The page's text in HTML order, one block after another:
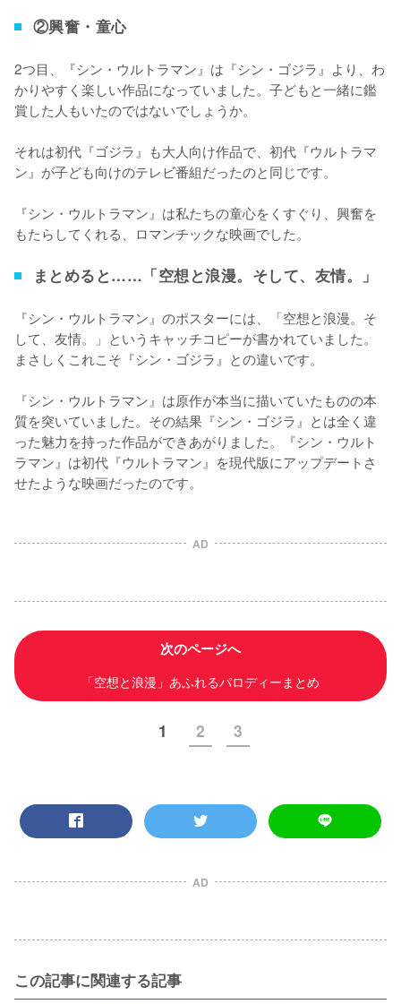
②興奮・童心
2つ目、『シン・ウルトラマン』は『シン・ゴジラ』より、わ
かりやすく楽しい作品になっていました。子どもと一緒に鑑
賞した人もいたのではないでしょうか。
それは初代『ゴジラ』も大人向け作品で、初代『ウルトラマ
ン』が子ども向けのテレビ番組だったのと同じです。
『シン・ウルトラマン』は私たちの童心をくすぐり、興奮を
もたらしてくれる、ロマンチックな映画でした。
まとめると……「空想と浪漫。そして、友情。」
『シン・ウルトラマン』のポスターには、「空想と浪漫。そ
して、友情。」というキャッチコピーが書かれていました。
まさしくこれこそ『シン・ゴジラ』との違いです。
『シン・ウルトラマン』は原作が本当に描いていたものの本
質を突いていました。その結果『シン・ゴジラ』とは全く違
った魅力を持った作品ができあがりました。『シン・ウルト
ラマン』は初代『ウルトラマン』を現代版にアップデートさ
せたような映画だったのです。
AD
次のページへ
「空想と浪漫」あふれるパロディーまとめ
1 2 3
AD
この記事に関連する記事